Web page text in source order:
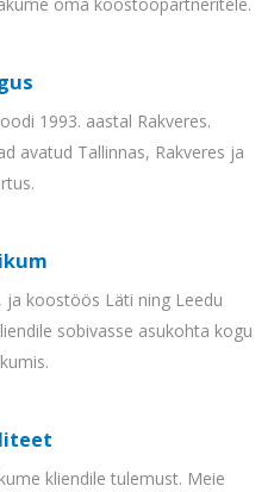
1993. aastal Rakveres.
avatud Tallinnas, Rakveres ja
ja koostöös Läti ning Leedu
sobivasse asukohta kogu
kliendile tulemust. Meie